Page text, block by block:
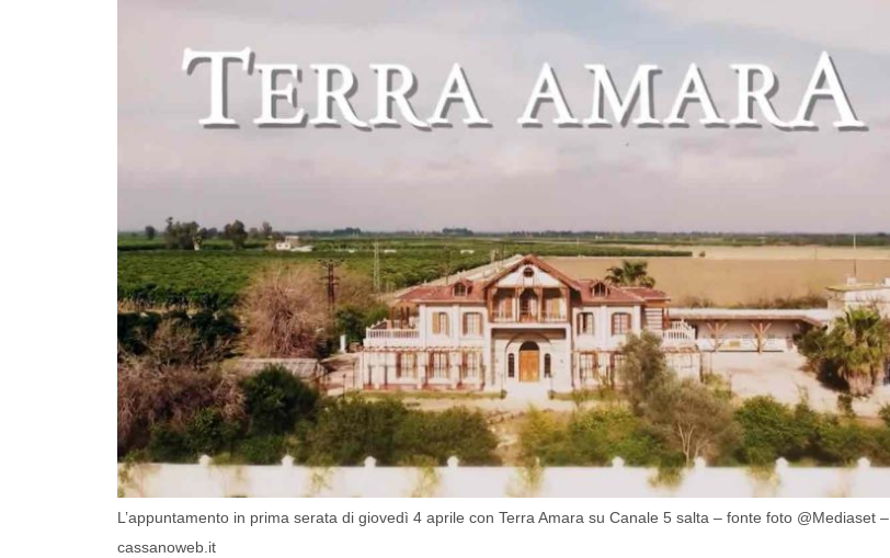
L’appuntamento in prima serata di giovedì 4 aprile con Terra Amara su Canale 5 salta – fonte foto @Mediaset –
cassanoweb.it